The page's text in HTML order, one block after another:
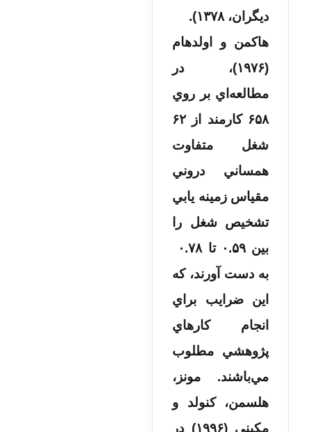
دیگران، ۱۳۷۸).
هاكمن و اولدهام
(۱۹۷۶)، در
مطالعه‌اي بر روي
۶۵۸ كارمند از ۶۲
شغل متفاوت
همساني دروني
مقياس زمينه يابي
تشخيص شغل را
به دست آورند، كه
اين ضرايب براي
انجام كارهاي
پژوهشي مطلوب
مي‌باشند. مونز،
هلسمن، كنولد و
مكيني (۱۹۹۶) در